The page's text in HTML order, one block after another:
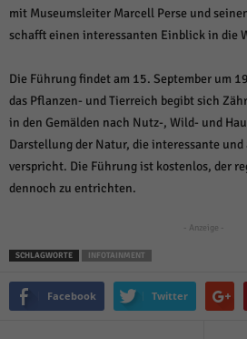
mit Museumsleiter Marcell Perse und
schafft einen interessanten Einblick in die
Die Führung findet am 15. September um
das Pflanzen- und Tierreich begibt sich
in den Gemälden nach Nutz-, Wild- und
Darstellung der Natur, die interessante
verspricht. Die Führung ist kostenlos, der
dennoch zu entrichten.
- Anzeige -
SCHLAGWORTE INFOTAINMENT
Facebook Twitter
Statistik Cookies erfassen Informationen
uns zu verstehen, wie unsere Besucher unsere
Marketing (1)
Marketing-Cookies werden von Drittanbietern
um personalisierte Werbung anzuzeigen. Sie
über Websites hinweg verfolgen.
Cookie-Informationen
Inhalte von Videoplattformen und Social-
werden, bedarf der Zugriff auf diese Inhalte
mehr.